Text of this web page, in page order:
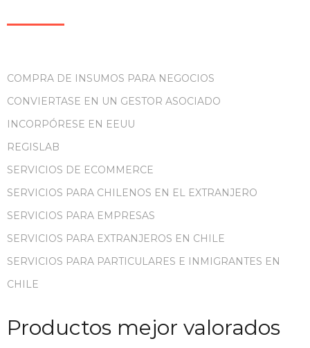
COMPRA DE INSUMOS PARA NEGOCIOS
CONVIERTASE EN UN GESTOR ASOCIADO
INCORPÓRESE EN EEUU
REGISLAB
SERVICIOS DE ECOMMERCE
SERVICIOS PARA CHILENOS EN EL EXTRANJERO
SERVICIOS PARA EMPRESAS
SERVICIOS PARA EXTRANJEROS EN CHILE
SERVICIOS PARA PARTICULARES E INMIGRANTES EN
CHILE
Productos mejor valorados